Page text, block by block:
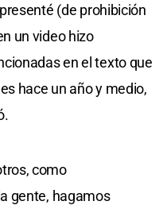
(de prohibición
un video hizo
en el texto que
hace un año y medio,
como
gente, hagamos